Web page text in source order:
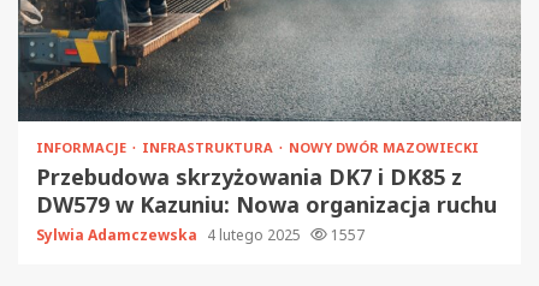
INFORMACJE INFRASTRUKTURA NOWY DWÓR MAZOWIECKI
Przebudowa skrzyżowania DK7 i DK85 z
DW579 w Kazuniu: Nowa organizacja ruchu
Sylwia Adamczewska 4 lutego 2025 1557